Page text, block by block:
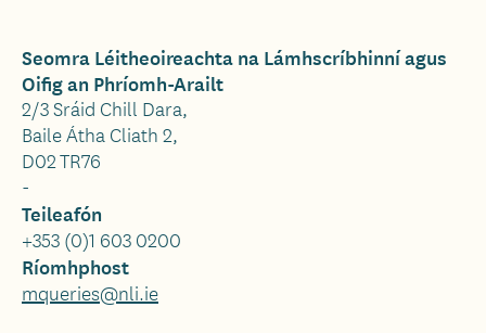
Seomra Léitheoireachta na Lámhscríbhinní agus
Oifig an Phríomh-Arailt
2/3 Sráid Chill Dara,
Baile Átha Cliath 2,
D02 TR76
-
Teileafón
+353 (0)1 603 0200
Ríomhphost
mqueries@nli.ie